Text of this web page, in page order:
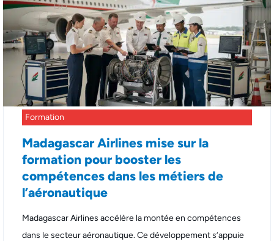
Formation
Madagascar Airlines mise sur la
formation pour booster les
compétences dans les métiers de
l’aéronautique
Madagascar Airlines accélère la montée en compétences
dans le secteur aéronautique. Ce développement s’appuie